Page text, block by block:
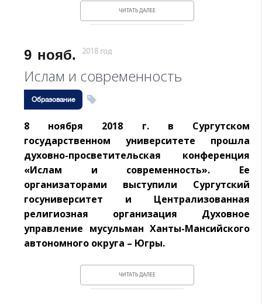
ЧИТАТЬ ДАЛЕЕ
9 нояб. 2018 год
Ислам и современность
Образование
8 ноября 2018 г. в Сургутском
государственном университете прошла
духовно-просветительская конференция
«Ислам и современность». Ее
организаторами выступили Сургутский
госуниверситет и Централизованная
религиозная организация Духовное
управление мусульман Ханты-Мансийского
автономного округа – Югры.
ЧИТАТЬ ДАЛЕЕ